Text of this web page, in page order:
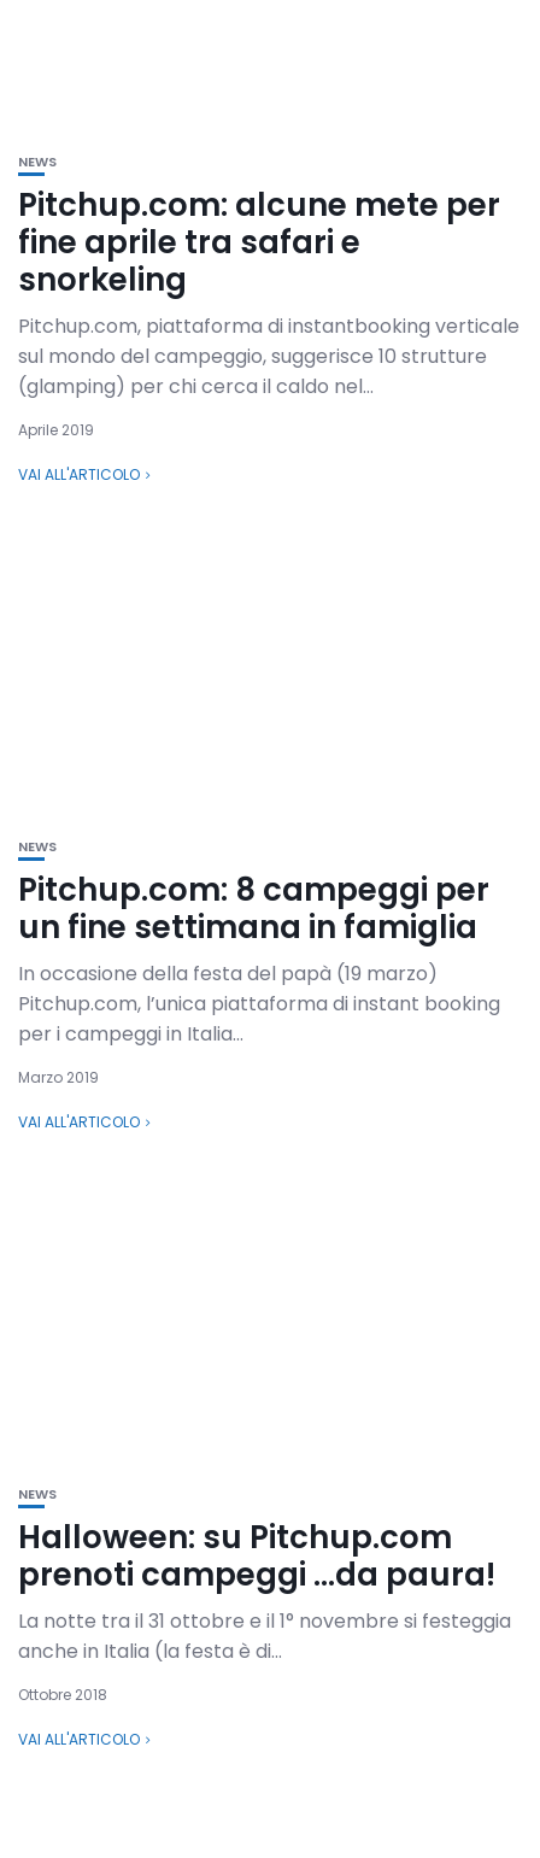
NEWS
Pitchup.com: alcune mete per
fine aprile tra safari e
snorkeling
Pitchup.com, piattaforma di instantbooking verticale
sul mondo del campeggio, suggerisce 10 strutture
(glamping) per chi cerca il caldo nel...
Aprile 2019
VAI ALL'ARTICOLO
NEWS
Pitchup.com: 8 campeggi per
un fine settimana in famiglia
In occasione della festa del papà (19 marzo)
Pitchup.com, l’unica piattaforma di instant booking
per i campeggi in Italia...
Marzo 2019
VAI ALL'ARTICOLO
NEWS
Halloween: su Pitchup.com
prenoti campeggi …da paura!
La notte tra il 31 ottobre e il 1° novembre si festeggia
anche in Italia (la festa è di...
Ottobre 2018
VAI ALL'ARTICOLO